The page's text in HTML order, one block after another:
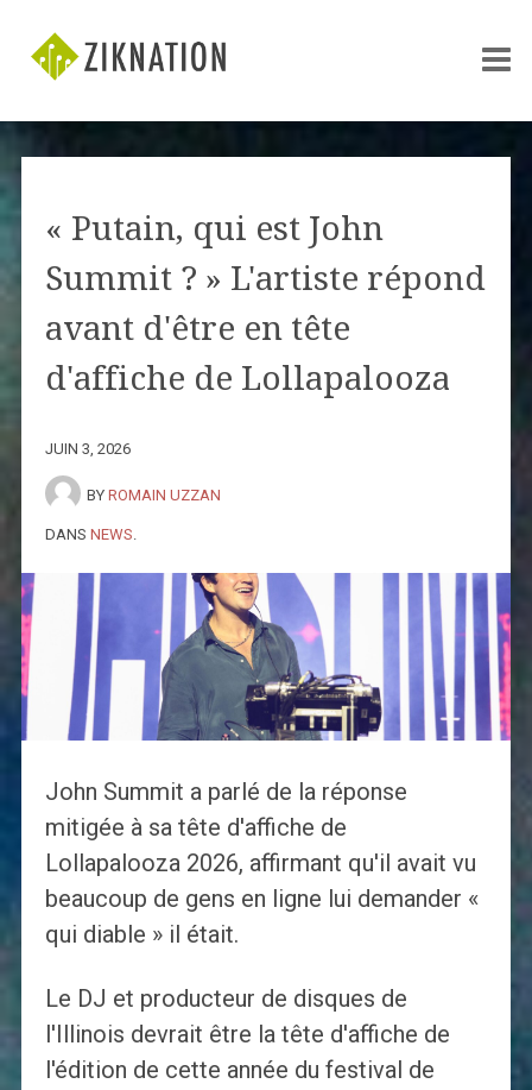
« Putain, qui est John
Summit ? » L'artiste répond
avant d'être en tête
d'affiche de Lollapalooza
JUIN 3, 2026
BY ROMAIN UZZAN
DANS NEWS
John Summit a parlé de la réponse
mitigée à sa tête d'affiche de
Lollapalooza 2026, affirmant qu'il avait vu
beaucoup de gens en ligne lui demander «
qui diable » il était.
Le DJ et producteur de disques de
l'Illinois devrait être la tête d'affiche de
l'édition de cette année du festival de